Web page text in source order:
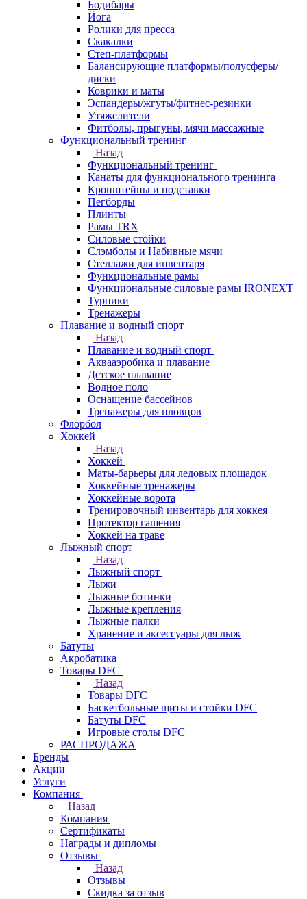
Бодибары
Йога
Ролики для пресса
Скакалки
Степ-платформы
Балансирующие платформы/полусферы/
диски
Коврики и маты
Эспандеры/жгуты/фитнес-резинки
Утяжелители
Фитболы, прыгуны, мячи массажные
Функциональный тренинг
Назад
Функциональный тренинг
Канаты для функционального тренинга
Кронштейны и подставки
Пегборды
Плинты
Рамы TRX
Силовые стойки
Слэмболы и Набивные мячи
Стеллажи для инвентаря
Функциональные рамы
Функциональные силовые рамы IRONEXT
Турники
Тренажеры
Плавание и водный спорт
Назад
Плавание и водный спорт
Аквааэробика и плавание
Детское плавание
Водное поло
Оснащение бассейнов
Тренажеры для пловцов
Флорбол
Хоккей
Назад
Хоккей
Маты-барьеры для ледовых площадок
Хоккейные тренажеры
Хоккейные ворота
Тренировочный инвентарь для хоккея
Протектор гашения
Хоккей на траве
Лыжный спорт
Назад
Лыжный спорт
Лыжи
Лыжные ботинки
Лыжные крепления
Лыжные палки
Хранение и аксессуары для лыж
Батуты
Акробатика
Товары DFC
Назад
Товары DFC
Баскетбольные щиты и стойки DFC
Батуты DFC
Игровые столы DFC
РАСПРОДАЖА
Бренды
Акции
Услуги
Компания
Назад
Компания
Сертификаты
Награды и дипломы
Отзывы
Назад
Отзывы
Скидка за отзыв